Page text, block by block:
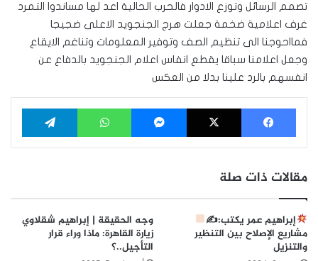
تصمم الرسائل وتوزع الادوار فالحرب الحالية اعد لها مساندوا التمرد
غرف اعلامية ضخمة جعلت هرج الجنجويد الاعلى ضجيجا
فمااحوجنا الى تنظيم الصف وتوفير المعلومات وتناغم الايقاع
وجعل اعلامنا سباقا يقطع انفاس اعلام الجنجويد بالدفاع عن
انفسهم بالرد علينا بدلا من العكس
فيسبوك ‫X ماسنجر واتساب
مقالات ذات صلة
إبراهيم عمر يكتب:✍
مشاريع الإصلاح بين التنظير
والتنزيل
وجه الحقيقة | إبراهيم شقلاوي
زيارة القاهرة: ماذا وراء قرار
التأجيل..؟